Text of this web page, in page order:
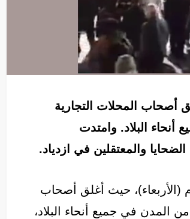
أصحاب المحلات التجارية
البلاد. وامتدت
(الأربعاء)، حيث أغلق أصحاب
المدن في جميع أنحاء البلاد،